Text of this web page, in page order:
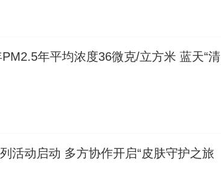
年平均浓度36微克/立方米 蓝天“清
活动启动 多方协作开启“皮肤守护之旅